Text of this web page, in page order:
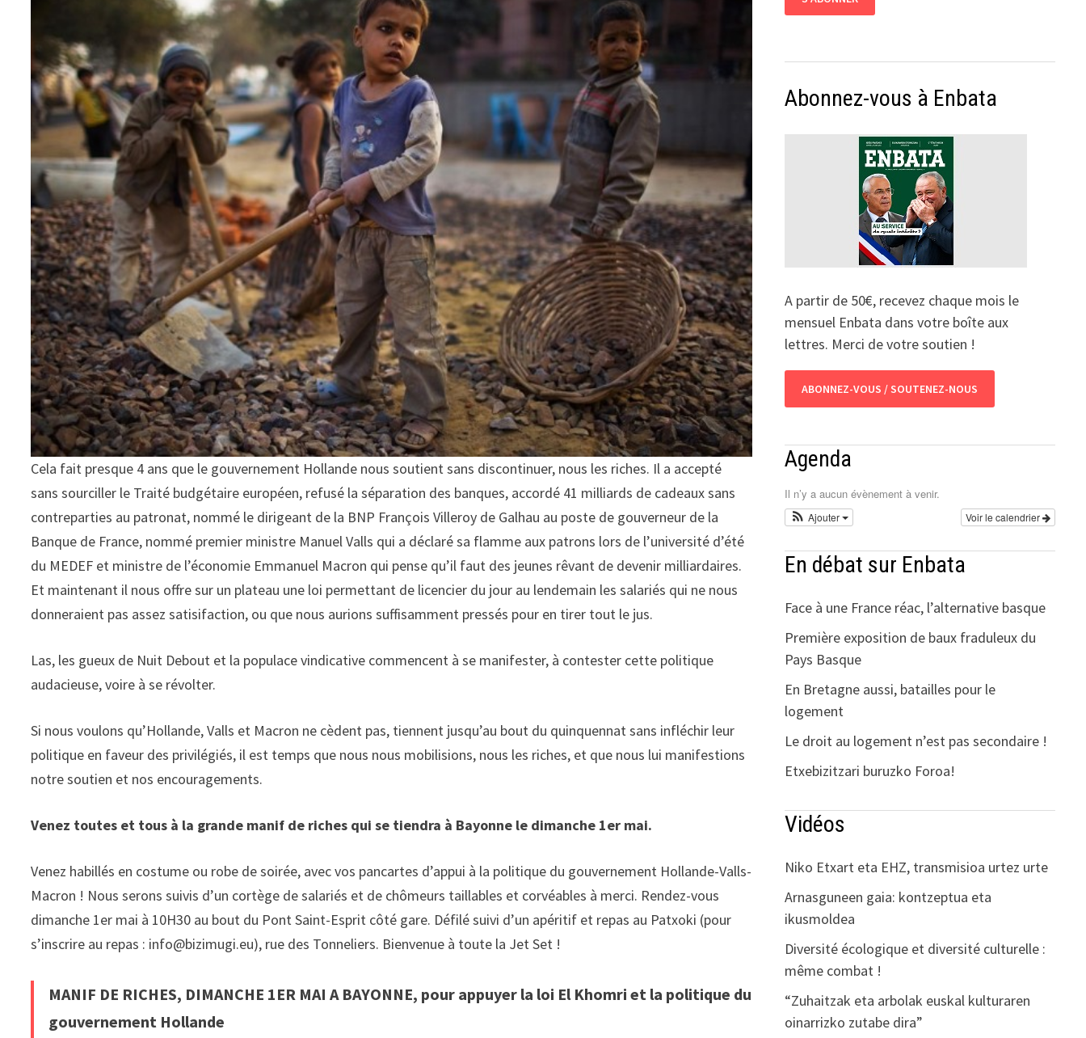
Cela fait presque 4 ans que le gouvernement Hollande nous soutient sans discontinuer, nous les riches. Il a accepté
sans sourciller le Traité budgétaire européen, refusé la séparation des banques, accordé 41 milliards de cadeaux sans
contreparties au patronat, nommé le dirigeant de la BNP François Villeroy de Galhau au poste de gouverneur de la
Banque de France, nommé premier ministre Manuel Valls qui a déclaré sa flamme aux patrons lors de l’université d’été
du MEDEF et ministre de l’économie Emmanuel Macron qui pense qu’il faut des jeunes rêvant de devenir milliardaires.
Et maintenant il nous offre sur un plateau une loi permettant de licencier du jour au lendemain les salariés qui ne nous
donneraient pas assez satisifaction, ou que nous aurions suffisamment pressés pour en tirer tout le jus.
Las, les gueux de Nuit Debout et la populace vindicative commencent à se manifester, à contester cette politique
audacieuse, voire à se révolter.
Si nous voulons qu’Hollande, Valls et Macron ne cèdent pas, tiennent jusqu’au bout du quinquennat sans infléchir leur
politique en faveur des privilégiés, il est temps que nous nous mobilisions, nous les riches, et que nous lui manifestions
notre soutien et nos encouragements.
Venez toutes et tous à la grande manif de riches qui se tiendra à Bayonne le dimanche 1er mai.
Venez habillés en costume ou robe de soirée, avec vos pancartes d’appui à la politique du gouvernement Hollande-Valls-
Macron ! Nous serons suivis d’un cortège de salariés et de chômeurs taillables et corvéables à merci. Rendez-vous
dimanche 1er mai à 10H30 au bout du Pont Saint-Esprit côté gare. Défilé suivi d’un apéritif et repas au Patxoki (pour
s’inscrire au repas : info@bizimugi.eu), rue des Tonneliers. Bienvenue à toute la Jet Set !
MANIF DE RICHES, DIMANCHE 1ER MAI A BAYONNE, pour appuyer la loi El Khomri et la politique du
gouvernement Hollande
Abonnez-vous à Enbata
A partir de 50€, recevez chaque mois le
mensuel Enbata dans votre boîte aux
lettres. Merci de votre soutien !
ABONNEZ-VOUS / SOUTENEZ-NOUS
Agenda
Il n’y a aucun évènement à venir.
Voir le calendrier
Ajouter
En débat sur Enbata
Face à une France réac, l’alternative basque
Première exposition de baux fraduleux du
Pays Basque
En Bretagne aussi, batailles pour le
logement
Le droit au logement n’est pas secondaire !
Etxebizitzari buruzko Foroa!
Vidéos
Niko Etxart eta EHZ, transmisioa urtez urte
Arnasguneen gaia: kontzeptua eta
ikusmoldea
Diversité écologique et diversité culturelle :
même combat !
“Zuhaitzak eta arbolak euskal kulturaren
oinarrizko zutabe dira”